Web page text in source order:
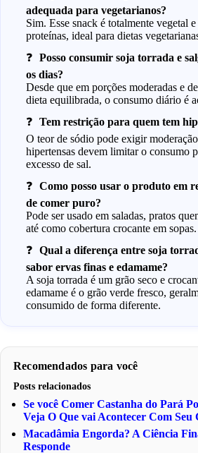
adequada para vegetarianos?
Sim. Esse snack é totalmente vegetal
proteínas, ideal para dietas
Posso consumir soja torrada e
os dias?
Desde que em porções moderadas e
dieta equilibrada, o consumo diário é
Tem restrição para quem tem
O teor de sódio pode exigir
hipertensas devem limitar o consumo
excesso de sal.
Como posso usar o produto em
de comer puro?
Pode ser usado em saladas, pratos
até como cobertura crocante em sopas.
Qual a diferença entre soja
sabor ervas finas e edamame?
A soja torrada é um grão seco e
edamame é o grão verde fresco,
consumido de forma diferente.
Recomendados para você
Posts relacionados
Se você Comer Castanha do Pará
Veja O Que vai Acontecer Com Seu
Macadâmia Engorda? A Ciência
Responde